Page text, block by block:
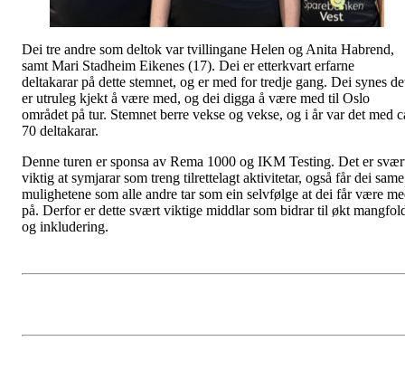
Dei tre andre som deltok var tvillingane Helen og Anita Habrend,
samt Mari Stadheim Eikenes (17). Dei er etterkvart erfarne
deltakarar på dette stemnet, og er med for tredje gang. Dei synes
er utruleg kjekt å være med, og dei digga å være med til Oslo
området på tur. Stemnet berre vekse og vekse, og i år var det med
70 deltakarar.
Denne turen er sponsa av Rema 1000 og IKM Testing. Det er
viktig at symjarar som treng tilrettelagt aktivitetar, også får dei same
mulighetene som alle andre tar som ein selvfølge at dei får være
på. Derfor er dette svært viktige middlar som bidrar til økt
og inkludering.